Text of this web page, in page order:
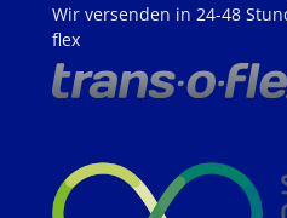
Wir versenden in 24-48
flex